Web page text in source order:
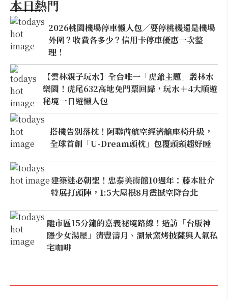
本日熱門
2026桃園機場停車懶人包／要停桃機還是機場
外圍？收費各多少？信用卡停車優惠一次整
理！
【雲林親子玩水】全台唯一「虎爺主題」叢林水
樂園！虎尾632高地免門票回歸，玩水＋4大順遊
秘境一日遊懶人包
搭機告別落枕！阿聯酋航空經濟艙座椅升級，
全球首創「U-Dream頭枕」包覆頭頸超好睡
建築迷必朝聖！忠泰美術館10週年：藤本壯介
特展打頭陣，1:5大屋根8月震撼空降台北
離市區15分鐘的嘉義祕境路線！造訪「台版神
隱少女湯屋」清豐濤月、湖景窯烤披薩與人氣私
宅咖啡